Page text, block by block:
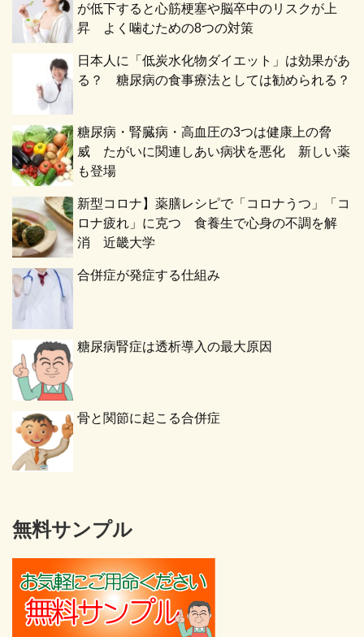
が低下すると心筋梗塞や脳卒中のリスクが上
昇 よく噛むための8つの対策
日本人に「低炭水化物ダイエット」は効果があ
る？ 糖尿病の食事療法としては勧められる？
糖尿病・腎臓病・高血圧の3つは健康上の脅
威 たがいに関連しあい病状を悪化 新しい薬
も登場
新型コロナ】薬膳レシピで「コロナうつ」「コ
ロナ疲れ」に克つ 食養生で心身の不調を解
消 近畿大学
合併症が発症する仕組み
糖尿病腎症は透析導入の最大原因
骨と関節に起こる合併症
無料サンプル